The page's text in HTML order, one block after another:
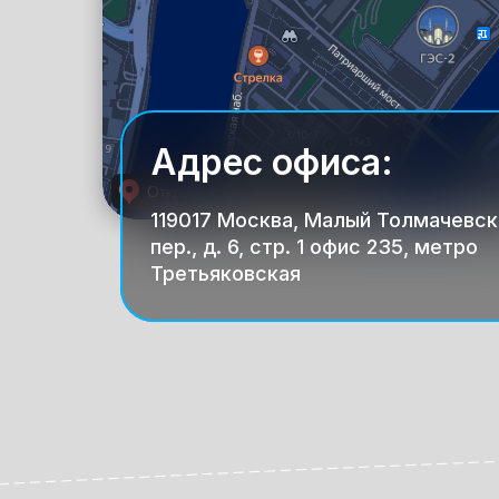
Адрес офиса:
119017 Москва, Малый
пер., д. 6, стр. 1 офис 235, метро
Третьяковская